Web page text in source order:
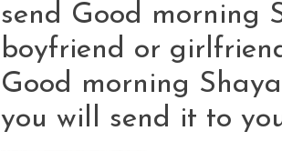
send Good morning
boyfriend or
Good morning
you will send it to